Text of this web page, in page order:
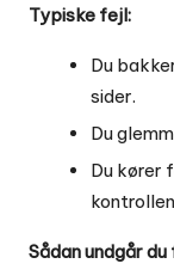
Typiske fejl:
Du
sider.
Du
Du kører
Sådan undgår du